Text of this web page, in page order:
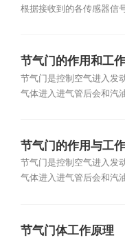
根据接收到的各传感器信
节气门的作用和工
节气门是控制空气进入发
气体进入进气管后会和汽
节气门的作用与工
节气门是控制空气进入发
气体进入进气管后会和汽
节气门体工作原理